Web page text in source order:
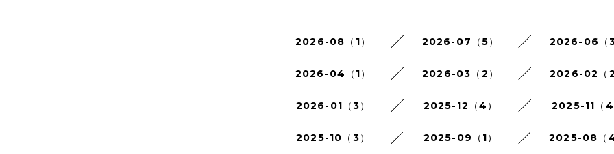
2026-08（1） 2026-07（5） 2026-06（3
2026-04（1） 2026-03（2） 2026-02（2
2026-01（3） 2025-12（4） 2025-11（4
2025-10（3） 2025-09（1） 2025-08（4